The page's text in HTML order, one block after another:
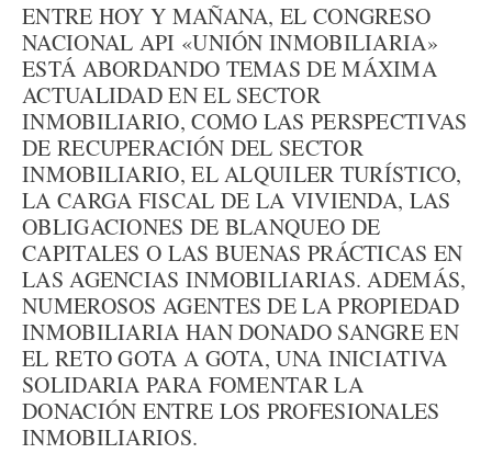
ENTRE HOY Y MAÑANA, EL CONGRESO
NACIONAL API «UNIÓN INMOBILIARIA»
ESTÁ ABORDANDO TEMAS DE MÁXIMA
ACTUALIDAD EN EL SECTOR
INMOBILIARIO, COMO LAS PERSPECTIVAS
DE RECUPERACIÓN DEL SECTOR
INMOBILIARIO, EL ALQUILER TURÍSTICO,
LA CARGA FISCAL DE LA VIVIENDA, LAS
OBLIGACIONES DE BLANQUEO DE
CAPITALES O LAS BUENAS PRÁCTICAS EN
LAS AGENCIAS INMOBILIARIAS. ADEMÁS,
NUMEROSOS AGENTES DE LA PROPIEDAD
INMOBILIARIA HAN DONADO SANGRE EN
EL RETO GOTA A GOTA, UNA INICIATIVA
SOLIDARIA PARA FOMENTAR LA
DONACIÓN ENTRE LOS PROFESIONALES
INMOBILIARIOS.